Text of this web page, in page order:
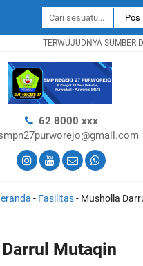
TERWUJUDNYA SUMBER
62 8000 xxx
- Fasilitas- Musholla
Mutaqin